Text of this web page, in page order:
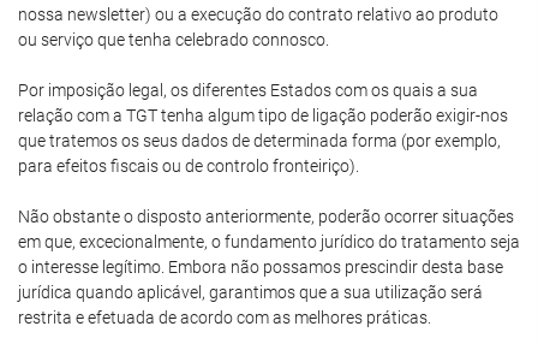
nossa newsletter) ou a execução do contrato relativo ao produto
ou serviço que tenha celebrado connosco.
Por imposição legal, os diferentes Estados com os quais a sua
relação com a TGT tenha algum tipo de ligação poderão exigir-nos
que tratemos os seus dados de determinada forma (por exemplo,
para efeitos fiscais ou de controlo fronteiriço).
Não obstante o disposto anteriormente, poderão ocorrer situações
em que, excecionalmente, o fundamento jurídico do tratamento seja
o interesse legítimo. Embora não possamos prescindir desta base
jurídica quando aplicável, garantimos que a sua utilização será
restrita e efetuada de acordo com as melhores práticas.